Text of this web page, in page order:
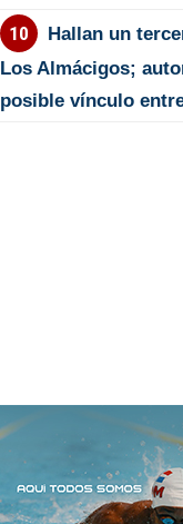
Hallan un
Los Almácigos;
posible vínculo